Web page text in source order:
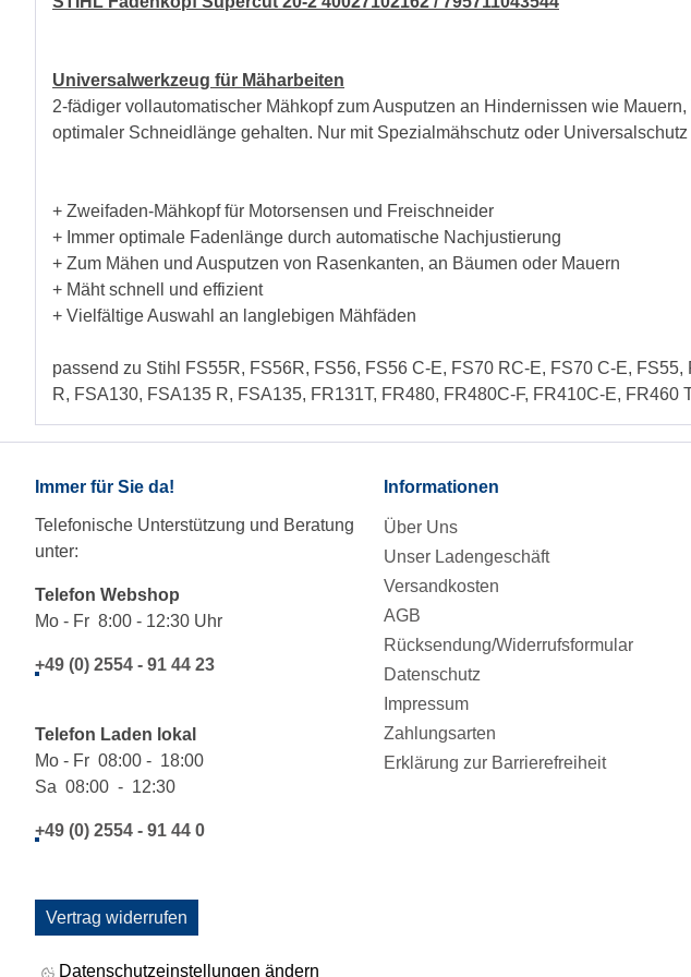
Universalwerkzeug für Mäharbeiten
2-fädiger vollautomatischer Mähkopf zum Ausputzen an Hindernissen wie
optimaler Schneidlänge gehalten. Nur mit Spezialmähschutz oder
+ Zweifaden-Mähkopf für Motorsensen und Freischneider
+ Immer optimale Fadenlänge durch automatische Nachjustierung
+ Zum Mähen und Ausputzen von Rasenkanten, an Bäumen oder Mauern
+ Mäht schnell und effizient
+ Vielfältige Auswahl an langlebigen Mähfäden
passend zu Stihl FS55R, FS56R, FS56, FS56 C-E, FS70 RC-E, FS70 C-E,
R, FSA130, FSA135 R, FSA135, FR131T, FR480, FR480C-F, FR410C-E, FR460
Immer für Sie da!
Telefonische Unterstützung und Beratung
unter:
Telefon Webshop
Mo - Fr 8:00 - 12:30 Uhr
+49 (0) 2554 - 91 44 23
Telefon Laden lokal
Mo - Fr 08:00 - 18:00
Sa 08:00 - 12:30
+49 (0) 2554 - 91 44 0
Vertrag widerrufen
Datenschutzeinstellungen ändern
Informationen
Über Uns
Unser Ladengeschäft
Versandkosten
AGB
Rücksendung/Widerrufsformular
Datenschutz
Impressum
Zahlungsarten
Erklärung zur Barrierefreiheit